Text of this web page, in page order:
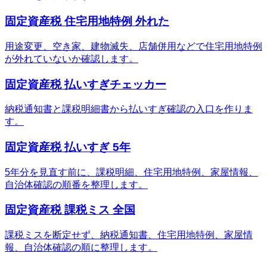
固定資産税 住宅用地特例 外れた
用途変更、空き家、建物滅失、店舗併用などで住宅用地特例
が外れていないか確認します。
固定資産税 払いすぎチェッカー
納税通知書と課税明細書から払いすぎ確認の入口を作りま
す。
固定資産税 払いすぎ 5年
5年分を見直す前に、課税明細、住宅用地特例、家屋情報、
自治体確認の順番を整理します。
固定資産税 課税ミス 全国
課税ミスを断定せず、納税通知書、住宅用地特例、家屋情
報、自治体確認の順に整理します。